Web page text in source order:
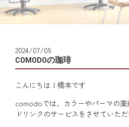
2024/07/05
COMODOの珈琲
こんにちは！橋本です
comodoでは、カラーやパーマの
ドリンクのサービスをさせていた